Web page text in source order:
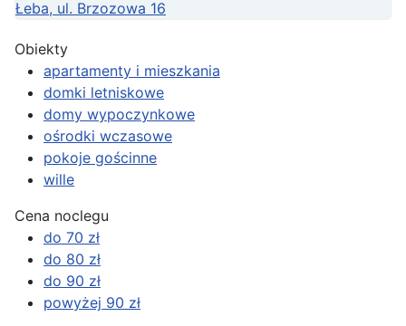
Łeba, ul. Brzozowa 16
Obiekty
apartamenty i mieszkania
domki letniskowe
domy wypoczynkowe
ośrodki wczasowe
pokoje gościnne
wille
Cena noclegu
do 70 zł
do 80 zł
do 90 zł
powyżej 90 zł